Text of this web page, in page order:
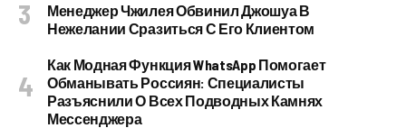
Менеджер Чжилея Обвинил Джошуа В
Нежелании Сразиться С Его Клиентом
Как Модная Функция WhatsApp Помогает
Обманывать Россиян: Специалисты
Разъяснили О Всех Подводных Камнях
Мессенджера